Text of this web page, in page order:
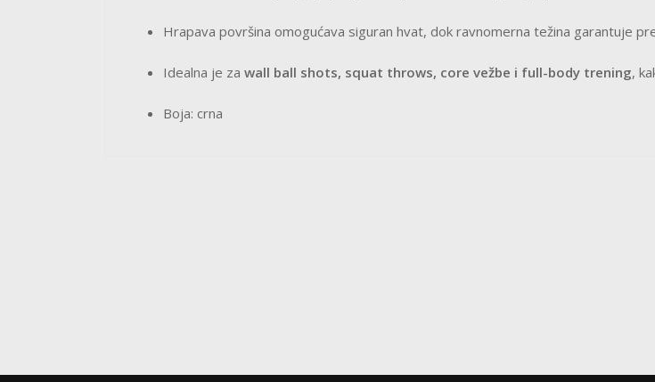
Hrapava površina omogućava siguran hvat, dok ravnomerna težina garantuje
Idealna je za wall ball shots, squat throws, core vežbe i full-body trening,
Boja: crna